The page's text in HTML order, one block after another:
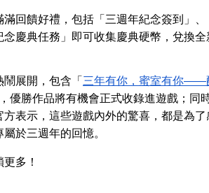
回饋好禮，包括「三週年紀念簽到」
慶典任務」即可收集慶典硬幣，兌換
展開，包含「 三年有你，蜜室有你——
優勝作品將有機會正式收錄進遊戲；同
表示，這些遊戲內外的驚喜，都是為
於三週年的回憶。
多！